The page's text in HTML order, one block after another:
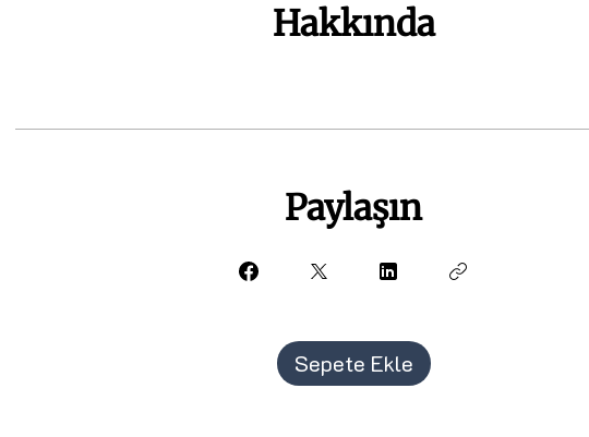
Hakkında
Paylaşın
Sepete Ekle